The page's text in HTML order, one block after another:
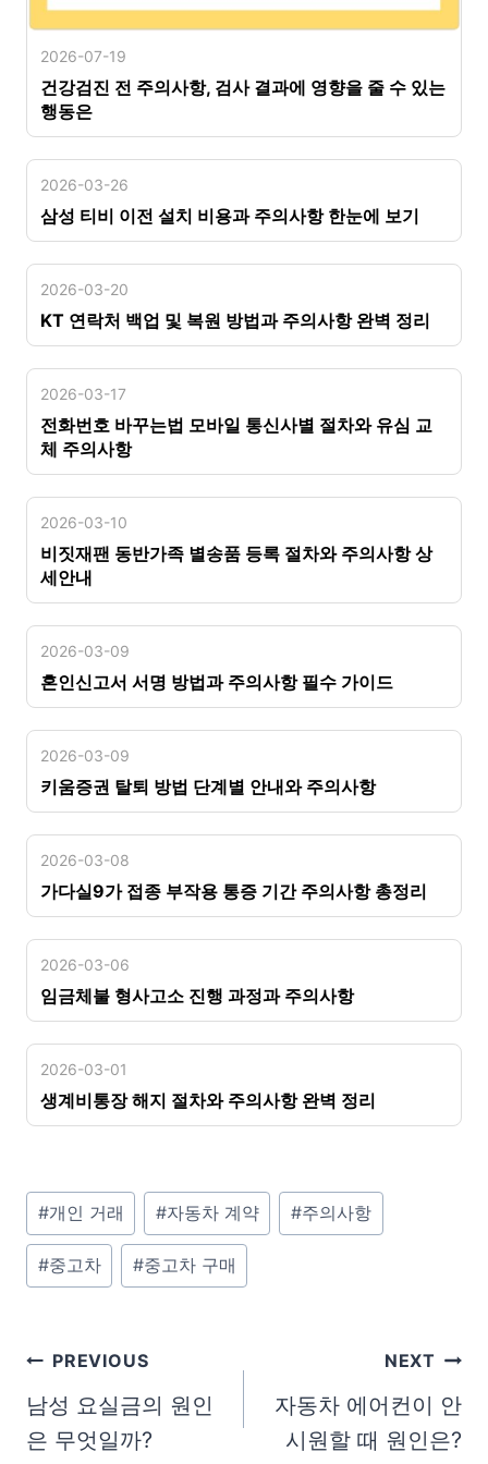
2026-07-19
건강검진 전 주의사항, 검사 결과에 영향을 줄 수 있는
행동은
2026-03-26
삼성 티비 이전 설치 비용과 주의사항 한눈에 보기
2026-03-20
KT 연락처 백업 및 복원 방법과 주의사항 완벽 정리
2026-03-17
전화번호 바꾸는법 모바일 통신사별 절차와 유심 교
체 주의사항
2026-03-10
비짓재팬 동반가족 별송품 등록 절차와 주의사항 상
세안내
2026-03-09
혼인신고서 서명 방법과 주의사항 필수 가이드
2026-03-09
키움증권 탈퇴 방법 단계별 안내와 주의사항
2026-03-08
가다실9가 접종 부작용 통증 기간 주의사항 총정리
2026-03-06
임금체불 형사고소 진행 과정과 주의사항
2026-03-01
생계비통장 해지 절차와 주의사항 완벽 정리
Post
Tags:
#개인 거래 #자동차 계약 #주의사항
#중고차 #중고차 구매
글
탐
색
PREVIOUS
남성 요실금의 원인
은 무엇일까?
NEXT
자동차 에어컨이 안
시원할 때 원인은?